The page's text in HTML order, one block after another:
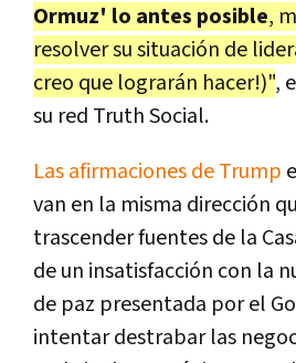
Ormuz' lo antes posible,
resolver su situación de
creo que lograrán hacer!)",
su red Truth Social.
Las afirmaciones de Trump
van en la misma dirección
trascender fuentes de la
de un insatisfacción con la
de paz presentada por el
intentar destrabar las